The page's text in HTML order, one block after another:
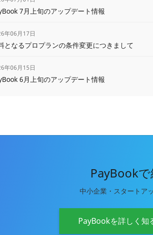
7月上旬のアップデート情報
年06月17日
となるプロプランの条件変更につきまして
年06月15日
6月上旬のアップデート情報
PayBook
中小企業・スタートア
PayBookを詳しく知